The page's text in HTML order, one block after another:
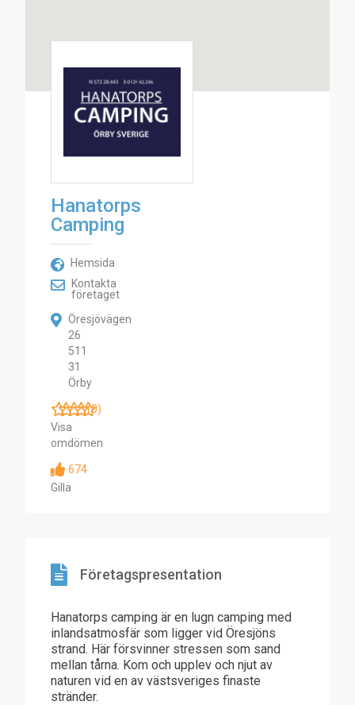
Hanatorps
Camping
Hemsida
Kontakta
företaget
Öresjövägen
26
511
31
Örby
(0)
Visa
omdömen
674
Gilla
Företagspresentation
Hanatorps camping är en lugn camping med
inlandsatmosfär som ligger vid Öresjöns
strand. Här försvinner stressen som sand
mellan tårna. Kom och upplev och njut av
naturen vid en av västsveriges finaste
stränder.